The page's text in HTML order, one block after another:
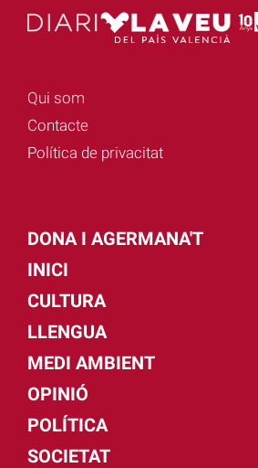
Qui som
Contacte
Política de privacitat
DONA I AGERMANA'T
INICI
CULTURA
LLENGUA
MEDI AMBIENT
OPINIÓ
POLÍTICA
SOCIETAT